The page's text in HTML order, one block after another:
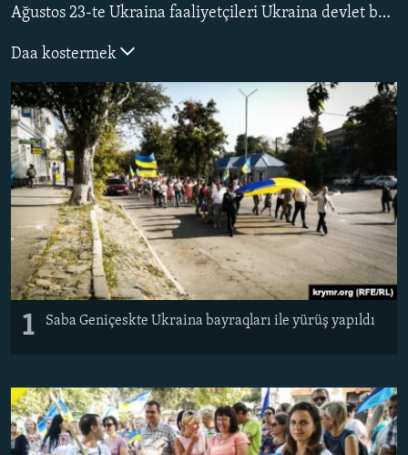
Русский
Українською
QOŞULIÑIZ!
RFE/RS bütün saytları
Ağustos 23-te Ukraina faaliyetçileri Ukraina devlet bayrağı künü münasebeti ile Geniçeskten «Çonğar» kiriş-çıqış kontrol noqtasınace avtoyürüş yaptılar.
Daa kostermek
1 Saba Geniçeskte Ukraina bayraqları ile yürüş yapıldı